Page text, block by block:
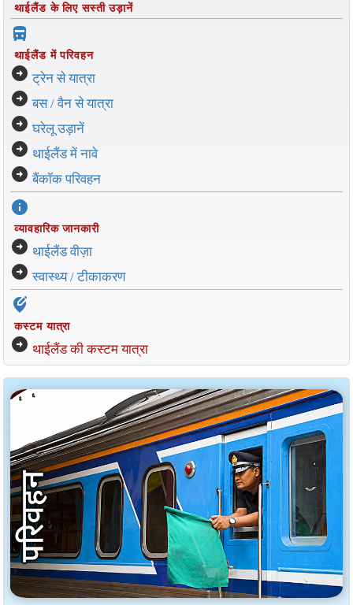
थाईलैंड के लिए सस्ती उड़ानें
directions_bus_filled
थाईलैंड में परिवहन
arrow_circle_right ट्रेन से यात्रा
arrow_circle_right बस / वैन से यात्रा
arrow_circle_right घरेलू उड़ानें
arrow_circle_right थाईलैंड में नावे
arrow_circle_right बैंकॉक परिवहन
info
व्यावहारिक जानकारी
arrow_circle_right थाईलैंड वीज़ा
arrow_circle_right स्वास्थ्य / टीकाकरण
edit_location_alt
कस्टम यात्रा
arrow_circle_right थाईलैंड की कस्टम यात्रा